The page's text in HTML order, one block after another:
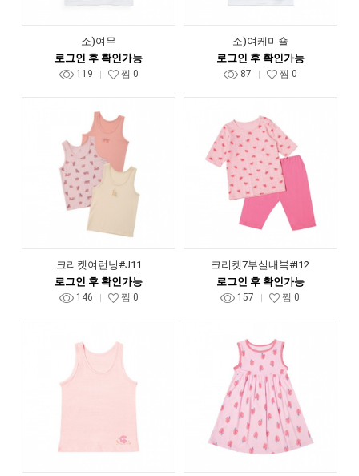
소)여무
로그인 후 확인가능
119 찜 0
소)여케미숄
로그인 후 확인가능
87 찜 0
크리켓여런닝#J11
로그인 후 확인가능
146 찜 0
크리켓7부실내복#I12
로그인 후 확인가능
157 찜 0